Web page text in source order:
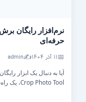
حرفه‌ای
📅۱۱ آذر ۱۴۰۴ ✍️
admin
آیا به دنبال یک ابزار
Crop Photo Tool، یک راه‌حل حرفه‌ای...